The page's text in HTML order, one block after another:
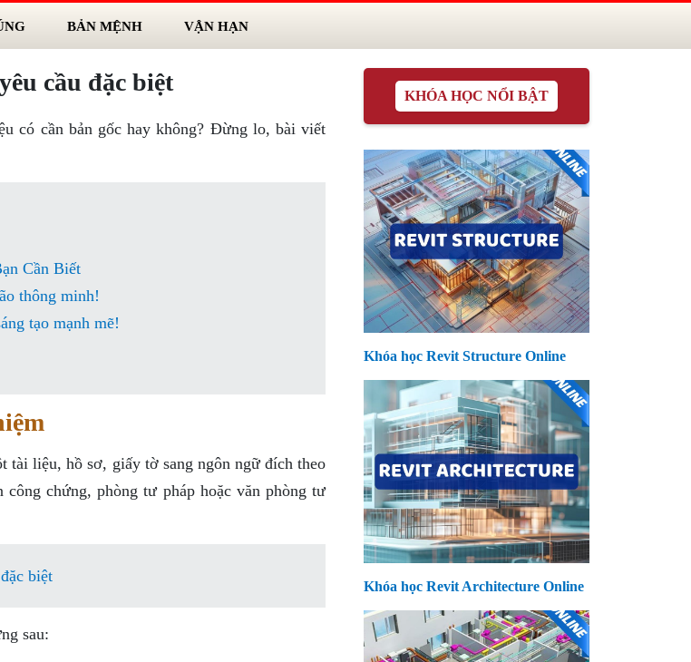
BẢN MỆNH VẬN HẠN
cầu đặc biệt
có cần bản gốc hay không? Đừng lo, bài viết
Cần Biết
thông minh!
tạo mạnh mẽ!
tài liệu, hồ sơ, giấy tờ sang ngôn ngữ đích theo
chứng, phòng tư pháp hoặc văn phòng tư
biệt
sau:
KHÓA HỌC NỔI BẬT
Khóa học Revit Structure Online
Khóa học Revit Architecture Online